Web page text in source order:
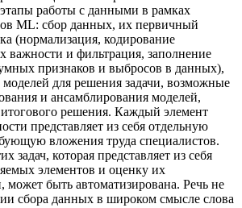
работы с данными в рамках
ML: сбор данных, их первичный
(нормализация, кодирование
важности и фильтрация, заполнение
признаков и выбросов в данных),
для решения задачи, возможные
и ансамблирования моделей,
решения. Каждый элемент
представляет из себя отдельную
вложения труда специалистов.
задач, которая представляет из себя
элементов и оценку их
может быть автоматизирована. Речь не
сбора данных в широком смысле слова